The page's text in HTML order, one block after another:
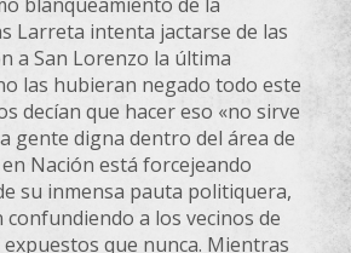
Larreta intenta jactarse de las
a San Lorenzo la última
las hubieran negado todo este
decían que hacer eso «no sirve
gente digna dentro del área de
Nación está forcejeando
su inmensa pauta politiquera,
a los vecinos de
expuestos que nunca. Mientras